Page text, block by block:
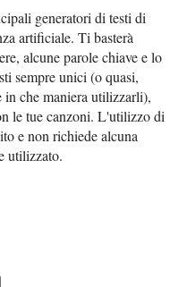
generatori di testi di
artificiale. Ti basterà
alcune parole chiave e lo
sempre unici (o quasi,
in che maniera utilizzarli),
le tue canzoni. L'utilizzo di
e non richiede alcuna
utilizzato.